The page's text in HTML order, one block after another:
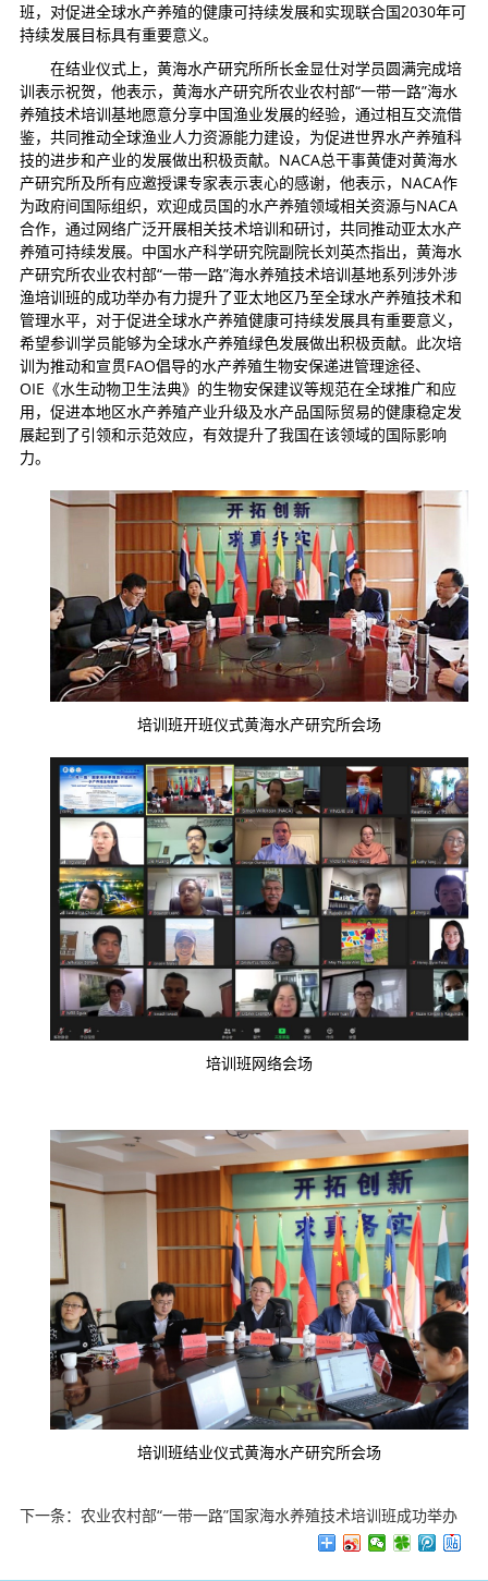
班，对促进全球水产养殖的健康可持续发展和实现联合国2030年可
持续发展目标具有重要意义。
在结业仪式上，黄海水产研究所所长金显仕对学员圆满完成培
训表示祝贺，他表示，黄海水产研究所农业农村部“一带一路”海水
养殖技术培训基地愿意分享中国渔业发展的经验，通过相互交流借
鉴，共同推动全球渔业人力资源能力建设，为促进世界水产养殖科
技的进步和产业的发展做出积极贡献。NACA总干事黄倢对黄海水
产研究所及所有应邀授课专家表示衷心的感谢，他表示，NACA作
为政府间国际组织，欢迎成员国的水产养殖领域相关资源与NACA
合作，通过网络广泛开展相关技术培训和研讨，共同推动亚太水产
养殖可持续发展。中国水产科学研究院副院长刘英杰指出，黄海水
产研究所农业农村部“一带一路”海水养殖技术培训基地系列涉外涉
渔培训班的成功举办有力提升了亚太地区乃至全球水产养殖技术和
管理水平，对于促进全球水产养殖健康可持续发展具有重要意义，
希望参训学员能够为全球水产养殖绿色发展做出积极贡献。此次培
训为推动和宣贯FAO倡导的水产养殖生物安保递进管理途径、
OIE《水生动物卫生法典》的生物安保建议等规范在全球推广和应
用，促进本地区水产养殖产业升级及水产品国际贸易的健康稳定发
展起到了引领和示范效应，有效提升了我国在该领域的国际影响
力。
培训班开班仪式黄海水产研究所会场
培训班网络会场
培训班结业仪式黄海水产研究所会场
下一条： 农业农村部“一带一路”国家海水养殖技术培训班成功举办